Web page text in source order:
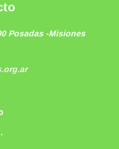
Posadas -Misiones